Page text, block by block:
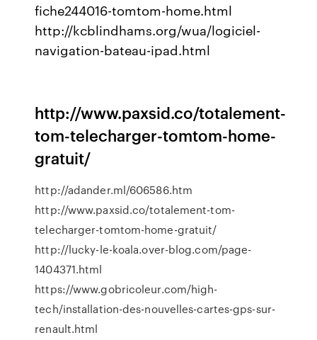
fiche244016-tomtom-home.html
http://kcblindhams.org/wua/logiciel-
navigation-bateau-ipad.html
http://www.paxsid.co/totalement-
tom-telecharger-tomtom-home-
gratuit/
http://adander.ml/606586.htm
http://www.paxsid.co/totalement-tom-
telecharger-tomtom-home-gratuit/
http://lucky-le-koala.over-blog.com/page-
1404371.html
https://www.gobricoleur.com/high-
tech/installation-des-nouvelles-cartes-gps-sur-
renault.html